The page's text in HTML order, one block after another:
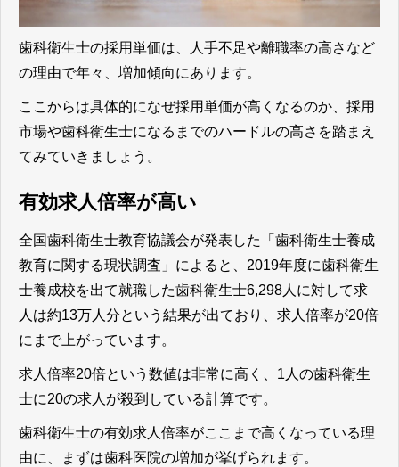
歯科衛生士の採用単価は、人手不足や離職率の高さなど
の理由で年々、増加傾向にあります。
ここからは具体的になぜ採用単価が高くなるのか、採用
市場や歯科衛生士になるまでのハードルの高さを踏まえ
てみていきましょう。
有効求人倍率が高い
全国歯科衛生士教育協議会が発表した「歯科衛生士養成
教育に関する現状調査」によると、2019年度に歯科衛生
士養成校を出て就職した歯科衛生士6,298人に対して求
人は約13万人分という結果が出ており、求人倍率が20倍
にまで上がっています。
求人倍率20倍という数値は非常に高く、1人の歯科衛生
士に20の求人が殺到している計算です。
歯科衛生士の有効求人倍率がここまで高くなっている理
由に、まずは歯科医院の増加が挙げられます。